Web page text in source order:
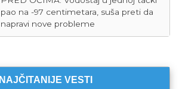
pao na -97 centimetara, suša preti da
napravi nove probleme
NAJČITANIJE VESTI